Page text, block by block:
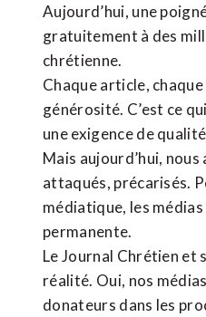
Aujourd’hui, une
gratuitement à des
chrétienne.
Chaque article,
générosité. C’est ce
une exigence de
Mais aujourd’hui,
attaqués, précarisés.
médiatique, les
permanente.
Le Journal Chrétien et
réalité. Oui, nos
donateurs dans les